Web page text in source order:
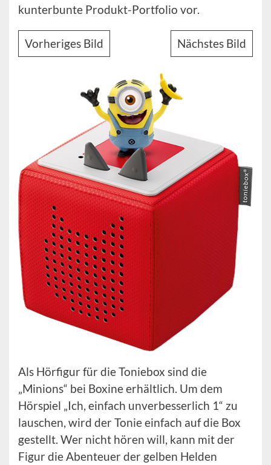
kunterbunte Produkt-Portfolio vor.
Vorheriges Bild Nächstes Bild
Als Hörfigur für die Toniebox sind die
„Minions“ bei Boxine erhältlich. Um dem
Hörspiel „Ich, einfach unverbesserlich 1“ zu
lauschen, wird der Tonie einfach auf die Box
gestellt. Wer nicht hören will, kann mit der
Figur die Abenteuer der gelben Helden